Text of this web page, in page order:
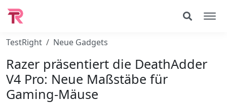
TestRight Neue Gadgets
Razer präsentiert die DeathAdder
V4 Pro: Neue Maßstäbe für
Gaming-Mäuse